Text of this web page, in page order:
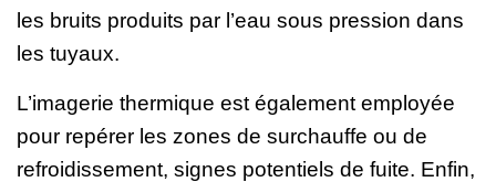
les bruits produits par l’eau sous pression dans
les tuyaux.
L’imagerie thermique est également employée
pour repérer les zones de surchauffe ou de
refroidissement, signes potentiels de fuite. Enfin,